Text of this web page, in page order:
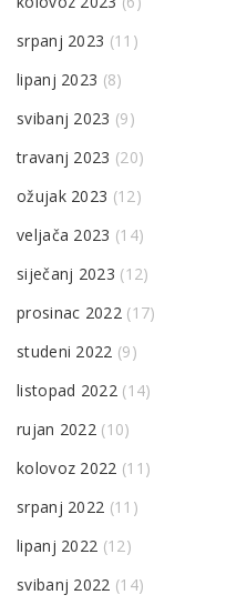
srpanj 2023 (11)
lipanj 2023 (8)
svibanj 2023 (9)
travanj 2023 (20)
ožujak 2023 (12)
veljača 2023 (14)
siječanj 2023 (12)
prosinac 2022(17)
studeni 2022 (9)
listopad 2022(14)
rujan 2022 (10)
kolovoz 2022 (11)
srpanj 2022 (11)
lipanj 2022 (12)
svibanj 2022 (14)